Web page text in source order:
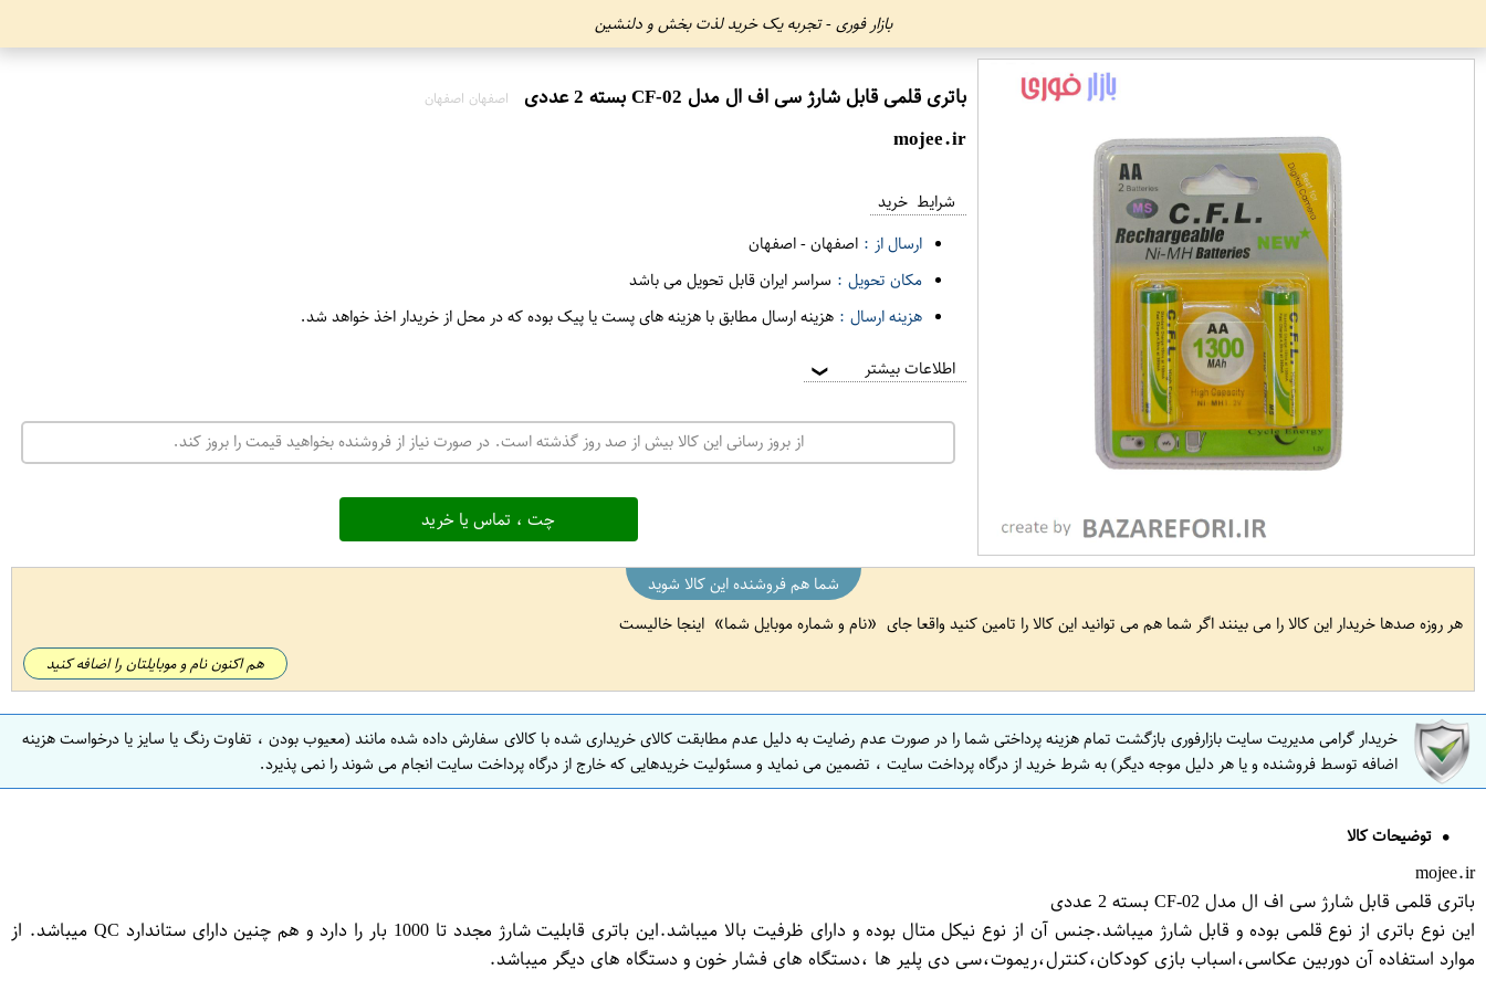
بازار فوری - تجربه یک خرید لذت بخش و دلنشین
باتری قلمی قابل شارژ سی اف ال مدل CF-02 بسته 2 عددی اصفهان اصفهان
mojee.ir
شرایط خرید
ارسال از : اصفهان-اصفهان
مکان تحویل : سراسر ایران قابل تحویل می باشد
هزینه ارسال : هزینه ارسال مطابق با هزینه های پست یا پیک بوده که در محل از خریدار اخذ خواهد شد.
اطلاعات بیشتر ❯
از بروز رسانی این کالا بیش از صد روز گذشته است. در صورت نیاز از فروشنده بخواهید قیمت را بروز کند.
چت ، تماس یا خرید
شما هم فروشنده این کالا شوید
هر روزه صدها خریدار این کالا را می بینند اگر شما هم می توانید این کالا را تامین کنید واقعا جای
نام و شماره موبایل شما اینجا خالیست
هم اکنون نام و موبایلتان را اضافه کنید
خریدار گرامی مدیریت سایت بازارفوری بازگشت تمام هزینه پرداختی شما را در صورت عدم رضایت به دلیل عدم مطابقت کالای خریداری شده با کالای سفارش داده شده مانند (معیوب بودن ، تفاوت رنگ یا سایز یا درخواست هزینه
اضافه توسط فروشنده و یا هر دلیل موجه دیگر) به شرط خرید از درگاه پرداخت سایت ، تضمین می نماید و مسئولیت خریدهایی که خارج از درگاه پرداخت سایت انجام می شوند را نمی پذیرد.
توضیحات کالا
mojee.ir
باتری قلمی قابل شارژ سی اف ال مدل CF-02 بسته 2 عددی
این نوع باتری از نوع قلمی بوده و قابل شارژ میباشد.جنس آن از نوع نیکل متال بوده و دارای ظرفیت بالا میباشد.این باتری قابلیت شارژ مجدد تا 1000 بار را دارد و هم چنین دارای ستاندارد QC میباشد. از
موارد استفاده آن دوربین عکاسی،اسباب بازی کودکان،کنترل،ریموت،سی دی پلیر ها ،دستگاه های فشار خون و دستگاه های دیگر میباشد.